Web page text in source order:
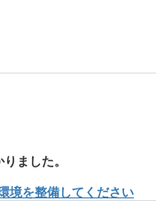
ました。
境を整備してください